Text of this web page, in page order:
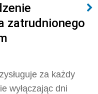
zatrudnionego
za każdy
wyłączając dni